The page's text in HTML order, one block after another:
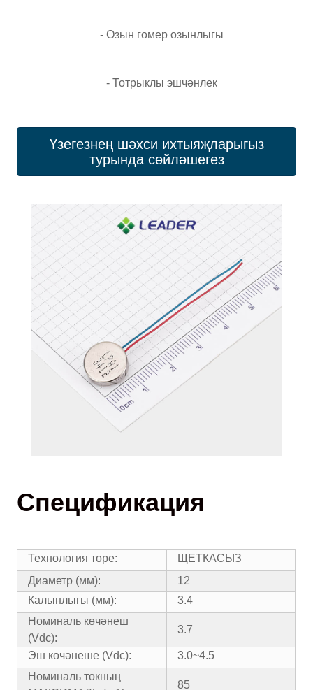
- Озын гомер озынлыгы
- Тотрыклы эшчәнлек
Үзегезнең шәхси ихтыяҗларыгыз
турында сөйләшегез
Спецификация
Технология төре:
ЩЕТКАСЫЗ
Диаметр (мм):
12
Калынлыгы (мм):
3.4
Номиналь көчәнеш
(Vdc):
3.7
Эш көчәнеше (Vdc):
3.0~4.5
Номиналь токның
85